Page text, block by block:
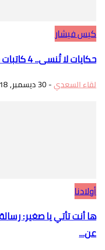
كيس فيشار
حكايات لا تُنسى.. 4 كاتبات قرأت لهن للمرة الأولى
لقاء السعدي-30 ديسمبر، 2018
أولادنا
ها أنت تأتي يا صغير:
عن...